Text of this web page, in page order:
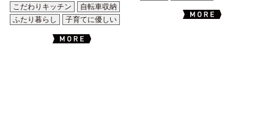
こだわりキッチン
自転車収納
ふたり暮らし
子育てに優しい